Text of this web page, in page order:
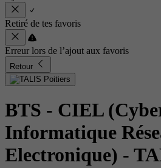
Retiré de tes favoris
Erreur lors de l’ajout aux favoris
Retour
BTS - CIEL
Informatique
Electronique) -